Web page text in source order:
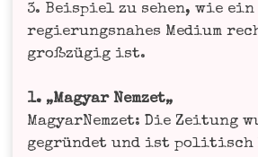
3. Bei­spiel zu sehen, wie
regie­rungs­na­hes Medi­um
groß­zü­gig ist.
1. „Magyar Nem­zet„
Magyar­Nem­zet: Die Zei­tung
gegrün­det und ist poli­tisch